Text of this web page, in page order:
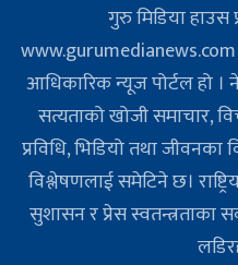
गुरु मिडिया हाउस
आधिकारिक न्यूज पोर्टल हो ।
सत्यताको खोजी समाचार,
प्रविधि, भिडियो तथा
विश्लेषणलाई समेटिने छ।
सुशासन र प्रेस स्वतन्त्रताका